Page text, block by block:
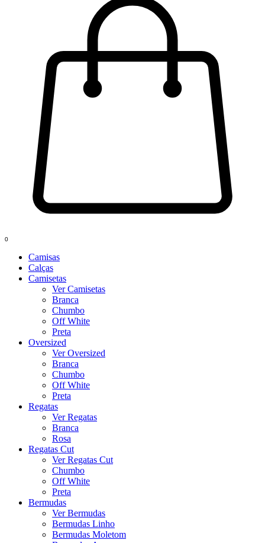
0
Camisas
Calças
Camisetas
Ver Camisetas
Branca
Chumbo
Off White
Preta
Oversized
Ver Oversized
Branca
Chumbo
Off White
Preta
Regatas
Ver Regatas
Branca
Rosa
Regatas Cut
Ver Regatas Cut
Chumbo
Off White
Preta
Bermudas
Ver Bermudas
Bermudas Linho
Bermudas Moletom